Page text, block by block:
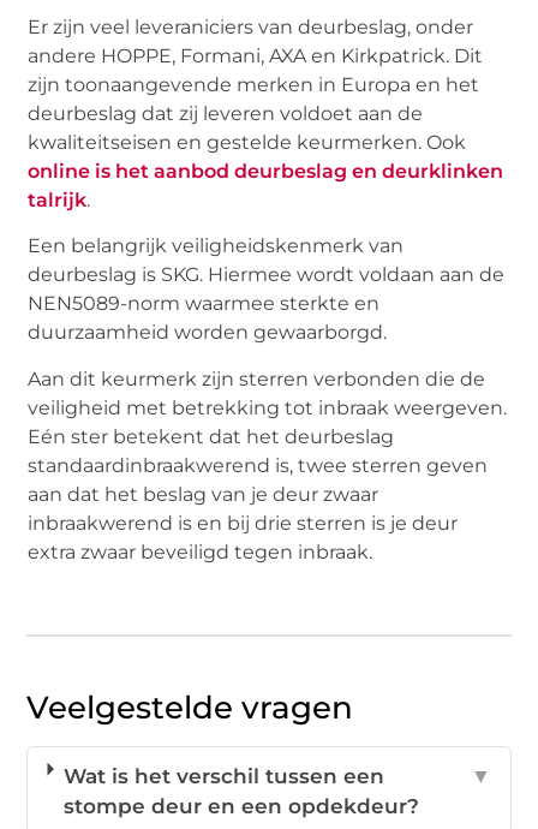
Er zijn veel leveraniciers van deurbeslag, onder
andere HOPPE, Formani, AXA en Kirkpatrick. Dit
zijn toonaangevende merken in Europa en het
deurbeslag dat zij leveren voldoet aan de
kwaliteitseisen en gestelde keurmerken. Ook
online is het aanbod deurbeslag en deurklinken
talrijk.
Een belangrijk veiligheidskenmerk van
deurbeslag is SKG. Hiermee wordt voldaan aan de
NEN5089-norm waarmee sterkte en
duurzaamheid worden gewaarborgd.
Aan dit keurmerk zijn sterren verbonden die de
veiligheid met betrekking tot inbraak weergeven.
Eén ster betekent dat het deurbeslag
standaardinbraakwerend is, twee sterren geven
aan dat het beslag van je deur zwaar
inbraakwerend is en bij drie sterren is je deur
extra zwaar beveiligd tegen inbraak.
Veelgestelde vragen
Wat is het verschil tussen een
stompe deur en een opdekdeur?
▼